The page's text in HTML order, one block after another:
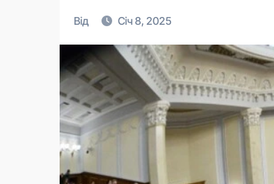
Від Січ 8, 2025